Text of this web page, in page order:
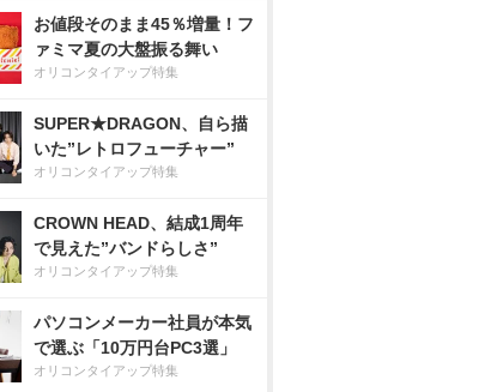
お値段そのまま45％増量！フ
ァミマ夏の大盤振る舞い
オリコンタイアップ特集
SUPER★DRAGON、自ら描
いた”レトロフューチャー”
オリコンタイアップ特集
CROWN HEAD、結成1周年
で見えた”バンドらしさ”
オリコンタイアップ特集
パソコンメーカー社員が本気
で選ぶ「10万円台PC3選」
オリコンタイアップ特集